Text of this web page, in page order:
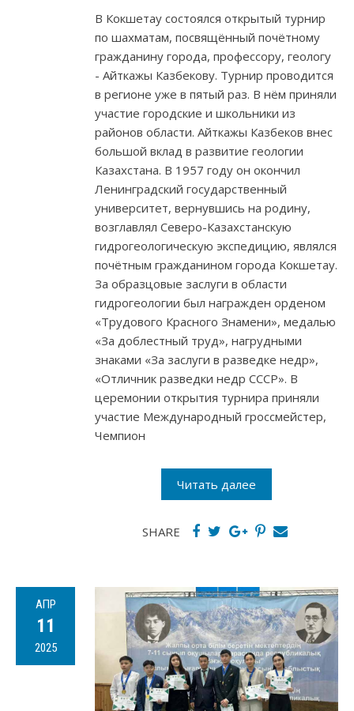
В Кокшетау состоялся открытый турнир
по шахматам, посвящённый почётному
гражданину города, профессору, геологу
- Айткажы Казбекову. Турнир проводится
в регионе уже в пятый раз. В нём приняли
участие городские и школьники из
районов области. Айткажы Казбеков внес
большой вклад в развитие геологии
Казахстана. В 1957 году он окончил
Ленинградский государственный
университет, вернувшись на родину,
возглавлял Северо-Казахстанскую
гидрогеологическую экспедицию, являлся
почётным гражданином города Кокшетау.
За образцовые заслуги в области
гидрогеологии был награжден орденом
«Трудового Красного Знамени», медалью
«За доблестный труд», нагрудными
знаками «За заслуги в разведке недр»,
«Отличник разведки недр СССР». В
церемонии открытия турнира приняли
участие Международный гроссмейстер,
Чемпион
Читать далее
SHARE
АПР
11
2025